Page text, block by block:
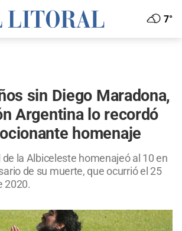
7°
sin Diego Maradona,
Argentina lo recordó
homenaje
la Albiceleste homenajeó al 10 en
de su muerte, que ocurrió el 25
2020.